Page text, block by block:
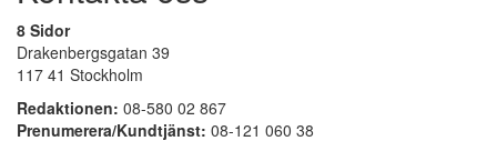
8 Sidor
Drakenbergsgatan 39
117 41 Stockholm
Redaktionen: 08-580 02 867
Prenumerera/Kundtjänst: 08-121 060 38